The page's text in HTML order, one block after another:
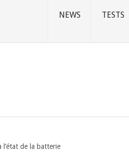
NEWS TESTS
de la batterie